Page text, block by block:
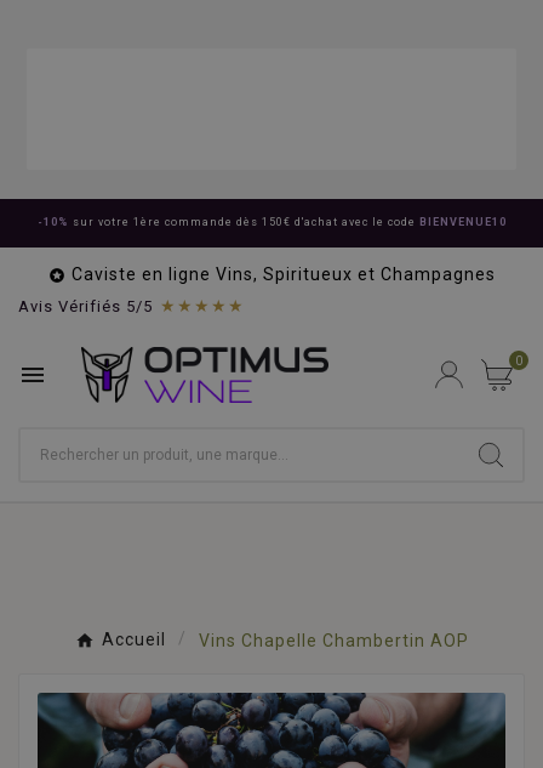
-10% sur votre 1ère commande dès 150€ d'achat avec le code BIENVENUE10
 Caviste en ligne Vins, Spiritueux et Champagnes
Avis Vérifiés 5/5 ★★★★★
 0
Accueil Vins Chapelle Chambertin AOP